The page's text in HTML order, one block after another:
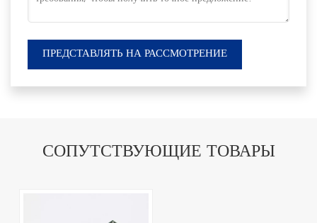
ПРЕДСТАВЛЯТЬ НА РАССМОТРЕНИЕ
СОПУТСТВУЮЩИЕ ТОВАРЫ